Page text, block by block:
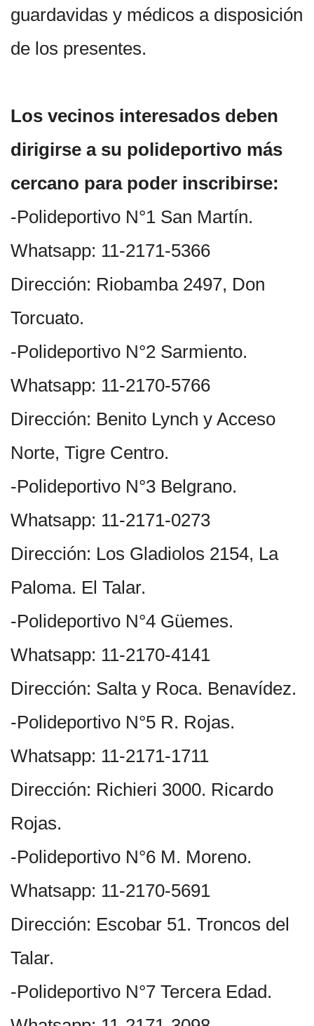
guardavidas y médicos a disposición
de los presentes.
Los vecinos interesados deben
dirigirse a su polideportivo más
cercano para poder inscribirse:
-Polideportivo N°1 San Martín.
Whatsapp: 11-2171-5366
Dirección: Riobamba 2497, Don
Torcuato.
-Polideportivo N°2 Sarmiento.
Whatsapp: 11-2170-5766
Dirección: Benito Lynch y Acceso
Norte, Tigre Centro.
-Polideportivo N°3 Belgrano.
Whatsapp: 11-2171-0273
Dirección: Los Gladiolos 2154, La
Paloma. El Talar.
-Polideportivo N°4 Güemes.
Whatsapp: 11-2170-4141
Dirección: Salta y Roca. Benavídez.
-Polideportivo N°5 R. Rojas.
Whatsapp: 11-2171-1711
Dirección: Richieri 3000. Ricardo
Rojas.
-Polideportivo N°6 M. Moreno.
Whatsapp: 11-2170-5691
Dirección: Escobar 51. Troncos del
Talar.
-Polideportivo N°7 Tercera Edad.